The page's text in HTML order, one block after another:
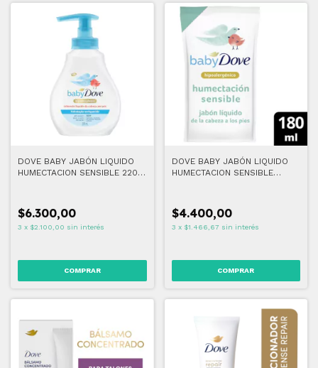
DOVE BABY JABÓN LIQUIDO
HUMECTACION SENSIBLE 220
$6.300,00
3 x $2.100,00 sin interés
DOVE BABY JABÓN LIQUIDO
HUMECTACION SENSIBLE
$4.400,00
3 x $1.466,67 sin interés